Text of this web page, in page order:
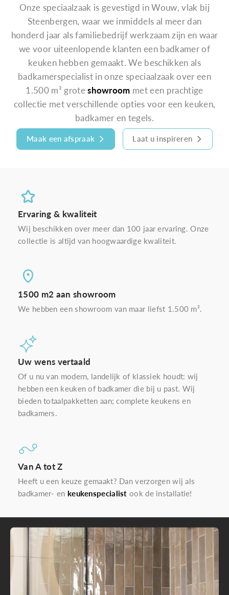
Onze speciaalzaak is gevestigd in Wouw, vlak bij
Steenbergen, waar we inmiddels al meer dan
honderd jaar als familiebedrijf werkzaam zijn en waar
we voor uiteenlopende klanten een badkamer of
keuken hebben gemaakt. We beschikken als
badkamerspecialist in onze speciaalzaak over een
1.500 m² groteshowroom met een prachtige
collectie met verschillende opties voor een keuken,
badkamer en tegels.
Maak een afspraak Laat u inspireren
Ervaring & kwaliteit
Wij beschikken over meer dan 100 jaar ervaring. Onze
collectie is altijd van hoogwaardige kwaliteit.
1500 m2 aan showroom
We hebben een showroom van maar liefst 1.500 m².
Uw wens vertaald
Of u nu van modern, landelijk of klassiek houdt: wij
hebben een keuken of badkamer die bij u past. Wij
bieden totaalpakketten aan; complete keukens en
badkamers.
Van A tot Z
Heeft u een keuze gemaakt? Dan verzorgen wij als
badkamer- en keukenspecialist ook de installatie!